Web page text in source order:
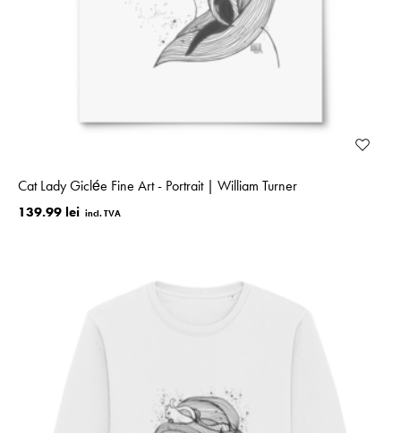
Cat Lady Giclée Fine Art - Portrait | William Turner
139.99 lei